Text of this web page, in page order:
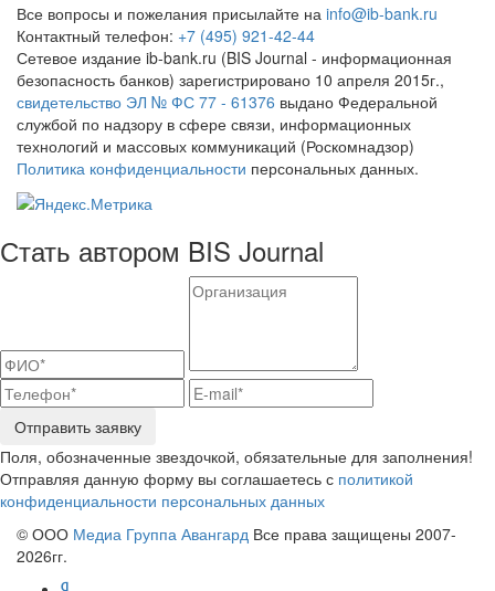
Все вопросы и пожелания присылайте на info@ib-bank.ru
Контактный телефон: +7 (495) 921-42-44
Сетевое издание ib-bank.ru (BIS Journal - информационная
безопасность банков) зарегистрировано 10 апреля 2015г.,
свидетельство ЭЛ № ФС 77 - 61376 выдано Федеральной
службой по надзору в сфере связи, информационных
технологий и массовых коммуникаций (Роскомнадзор)
Политика конфиденциальности персональных данных.
Стать автором BIS Journal
Отправить заявку
Поля, обозначенные звездочкой, обязательные для заполнения!
Отправляя данную форму вы соглашаетесь с политикой
конфиденциальности персональных данных
© ООО Медиа Группа Авангард Все права защищены 2007-
2026гг.